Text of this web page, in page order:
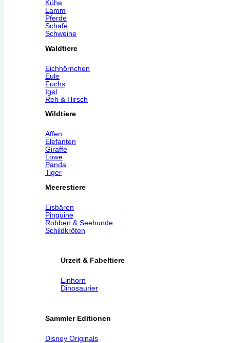
Kühe
Lamm
Pferde
Schafe
Schweine
Waldtiere
Eichhörnchen
Eule
Fuchs
Igel
Reh & Hirsch
Wildtiere
Affen
Elefanten
Giraffe
Löwe
Panda
Tiger
Meerestiere
Eisbären
Pinguine
Robben & Seehunde
Schildkröten
Urzeit & Fabeltiere
Einhorn
Dinosaurier
Sammler Editionen
Disney Originals